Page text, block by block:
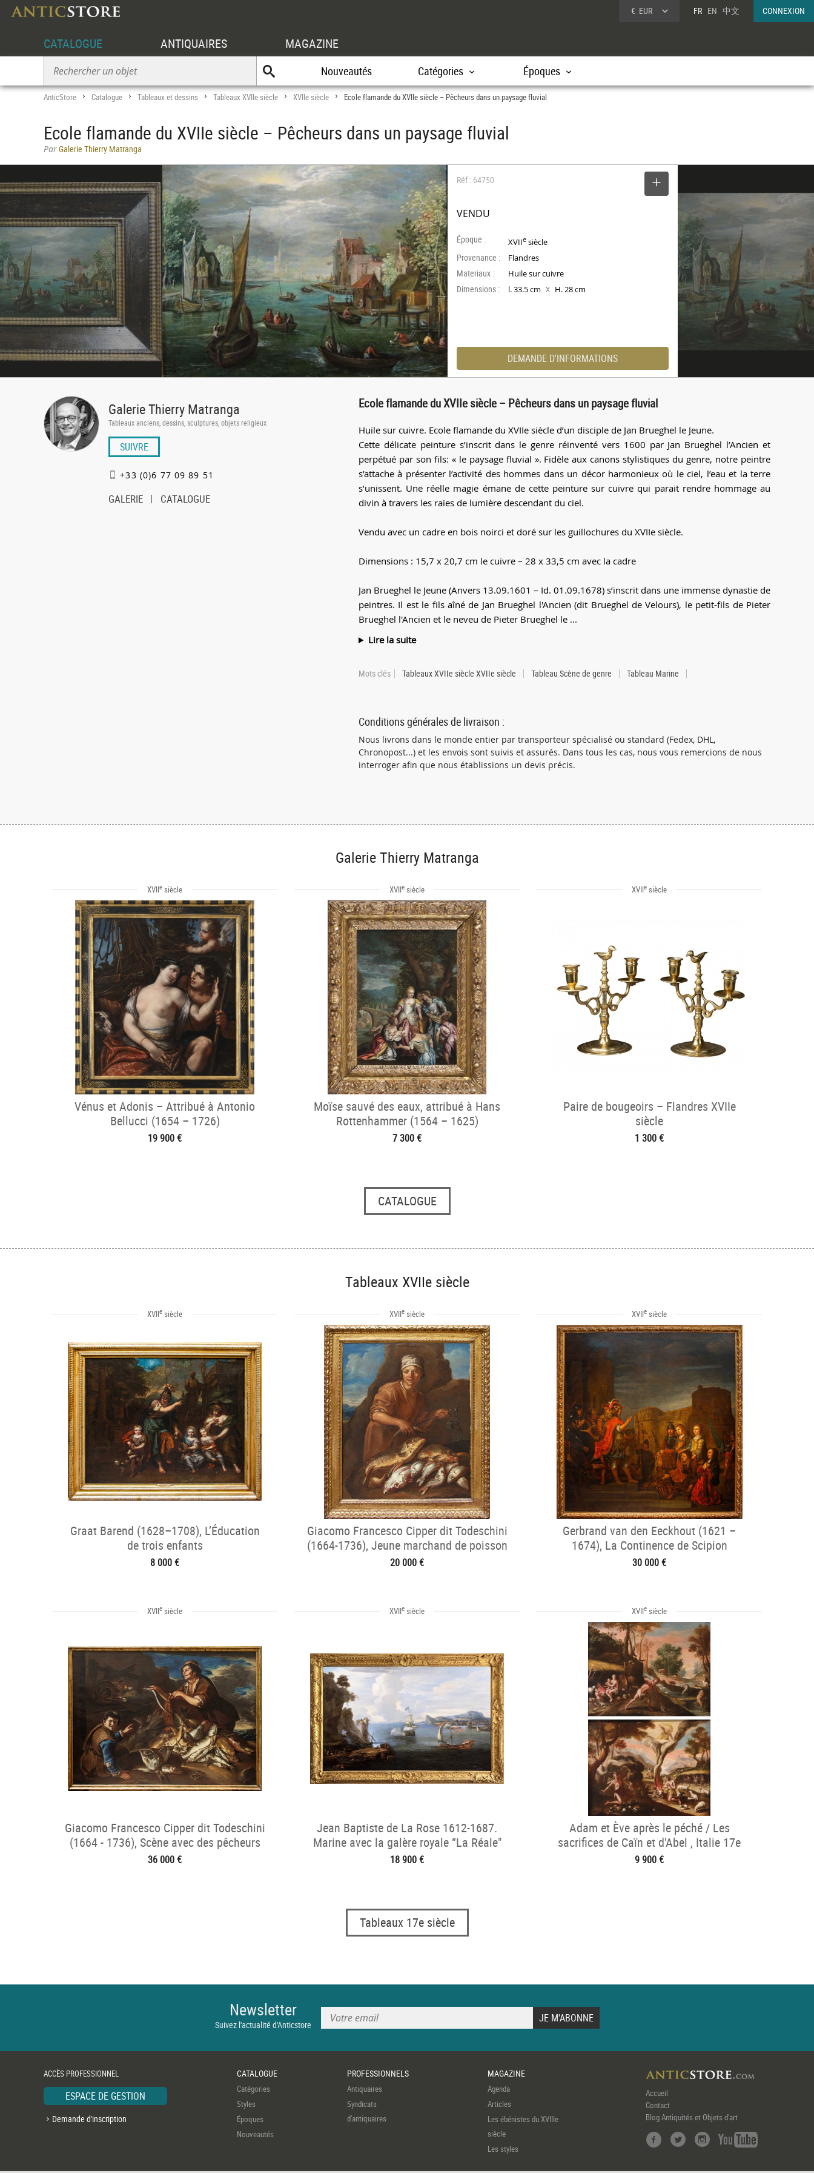
€ EUR FR EN 中文 CONNEXION
CATALOGUE ANTIQUAIRES MAGAZINE
Nouveautés Catégories Époques
AnticStore > Catalogue > Tableaux et dessins > Tableaux XVIIe siècle > XVIIe siècle > Ecole flamande du XVIIe siècle – Pêcheurs dans un paysage fluvial
Ecole flamande du XVIIe siècle – Pêcheurs dans un paysage fluvial
ParGalerie Thierry Matranga
Réf : 64750
VENDU
Époque : XVIIe siècle
Provenance : Flandres
Materiaux : Huile sur cuivre
Dimensions : l. 33.5 cm X H. 28 cm
DEMANDE D'INFORMATIONS
Galerie Thierry Matranga
Tableaux anciens, dessins, sculptures, objets religieux
SUIVRE
+33 (0)6 77 09 89 51
GALERIE CATALOGUE
Ecole flamande du XVIIe siècle – Pêcheurs dans un paysage fluvial
Huile sur cuivre. Ecole flamande du XVIIe siècle d’un disciple de Jan Brueghel le Jeune.
Cette délicate peinture s’inscrit dans le genre réinventé vers 1600 par Jan Brueghel l’Ancien et
perpétué par son fils: « le paysage fluvial ». Fidèle aux canons stylistiques du genre, notre peintre
s’attache à présenter l’activité des hommes dans un décor harmonieux où le ciel, l’eau et la terre
s’unissent. Une réelle magie émane de cette peinture sur cuivre qui parait rendre hommage au
divin à travers les raies de lumière descendant du ciel.
Vendu avec un cadre en bois noirci et doré sur les guillochures du XVIIe siècle.
Dimensions : 15,7 x 20,7 cm le cuivre – 28 x 33,5 cm avec la cadre
Jan Brueghel le Jeune (Anvers 13.09.1601 – Id. 01.09.1678) s’inscrit dans une immense dynastie de
peintres. Il est le fils aîné de Jan Brueghel l'Ancien (dit Brueghel de Velours), le petit-fils de Pieter
Brueghel l'Ancien et le neveu de Pieter Brueghel le ...
Lire la suite
Mots clés Tableaux XVIIe siècle XVIIe siècle Tableau Scène de genre Tableau Marine
Conditions générales de livraison :
Nous livrons dans le monde entier par transporteur spécialisé ou standard (Fedex, DHL,
Chronopost...) et les envois sont suivis et assurés. Dans tous les cas, nous vous remercions de nous
interroger afin que nous établissions un devis précis.
Galerie Thierry Matranga
XVIIe siècle
Vénus et Adonis – Attribué à Antonio
Bellucci (1654 – 1726)
19 900 €
XVIIe siècle
Moïse sauvé des eaux, attribué à Hans
Rottenhammer (1564 – 1625)
7 300 €
XVIIe siècle
Paire de bougeoirs – Flandres XVIIe
siècle
1 300 €
CATALOGUE
Tableaux XVIIe siècle
XVIIe siècle
Graat Barend (1628–1708), L’Éducation
de trois enfants
8 000 €
XVIIe siècle
Giacomo Francesco Cipper dit Todeschini
(1664-1736), Jeune marchand de poisson
20 000 €
XVIIe siècle
Gerbrand van den Eeckhout (1621 –
1674), La Continence de Scipion
30 000 €
XVIIe siècle
Giacomo Francesco Cipper dit Todeschini
(1664 - 1736), Scène avec des pêcheurs
36 000 €
XVIIe siècle
Jean Baptiste de La Rose 1612-1687.
Marine avec la galère royale “La Réale"
18 900 €
XVIIe siècle
Adam et Ève après le péché / Les
sacrifices de Caïn et d'Abel , Italie 17e
siècle
9 900 €
Tableaux 17e siècle
Newsletter
Suivez l'actualité d'Anticstore
ACCÈS PROFESSIONNEL
ESPACE DE GESTION
Demande d'inscription
CATALOGUE
Catégories
Styles
Époques
Nouveautés
PROFESSIONNELS
Antiquaires
Syndicats
d'antiquaires
MAGAZINE
Agenda
Articles
Les ébénistes du XVIIIe
siècle
Les styles
Accueil
Contact
Blog Antiquités et Objets d'art